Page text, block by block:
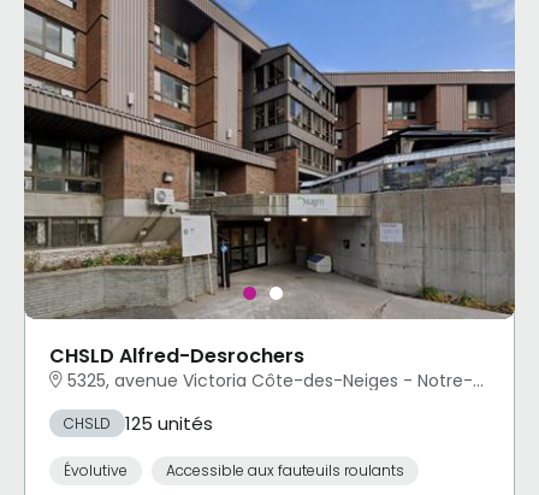
CHSLD Alfred-Desrochers
5325, avenue Victoria Côte-des-Neiges - Notre-Dame-de-Grâce, Montréal, QC
CHSLD 125 unités
Évolutive Accessible aux fauteuils roulants